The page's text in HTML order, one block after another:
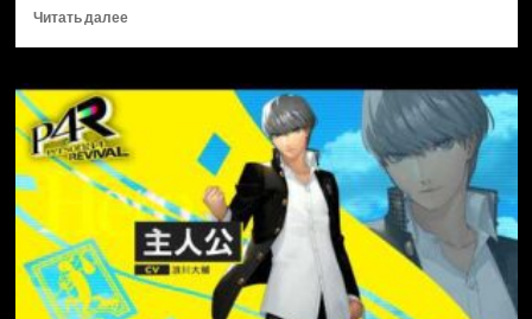
Читать далееПрочитать
Brave
Frontier
Origin
анонсирована
под
лозунгом
возвращения
к